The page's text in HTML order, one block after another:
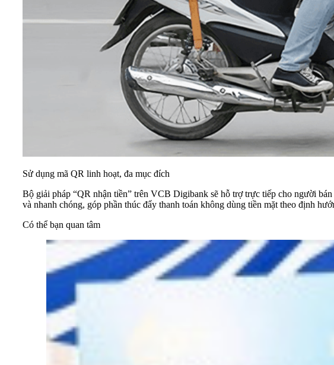
Sử dụng mã QR linh hoạt, đa mục đích
Bộ giải pháp “QR nhận tiền” trên VCB Digibank sẽ hỗ trợ trực tiếp cho người
và nhanh chóng, góp phần thúc đẩy thanh toán không dùng tiền mặt theo định
Có thể bạn quan tâm